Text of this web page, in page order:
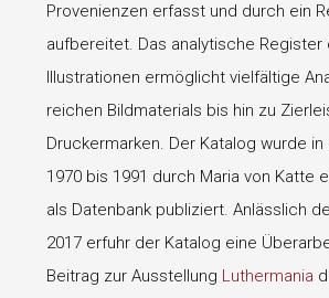
Provenienzen erfasst und durch ein
aufbereitet. Das analytische Register
Illustrationen ermöglicht vielfältige
reichen Bildmaterials bis hin zu
Druckermarken. Der Katalog wurde in
1970 bis 1991 durch Maria von Katte
als Datenbank publiziert. Anlässlich
2017 erfuhr der Katalog eine
Beitrag zur Ausstellung Luthermania